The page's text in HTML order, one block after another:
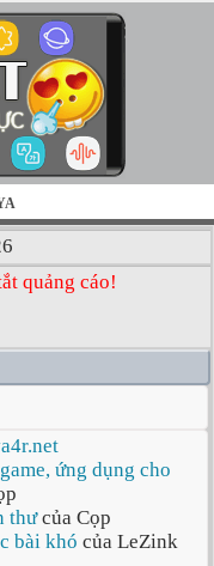
quảng cáo!
ứng dụng cho
thưcủa Cọp
bài khó của LeZink